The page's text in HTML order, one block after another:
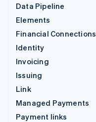
Data Pipeline
Elements
Financial Connections
Identity
Invoicing
Issuing
Link
Managed Payments
Payment links